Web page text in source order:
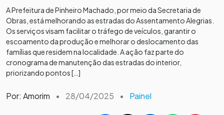
A Prefeitura de Pinheiro Machado, por meio da Secretaria de
Obras, está melhorando as estradas do Assentamento Alegrias.
Os serviços visam facilitar o tráfego de veículos, garantir o
escoamento da produção e melhorar o deslocamento das
famílias que residem na localidade. A ação faz parte do
cronograma de manutenção das estradas do interior,
priorizando pontos […]
Por: Amorim • 28/04/2025 • Painel